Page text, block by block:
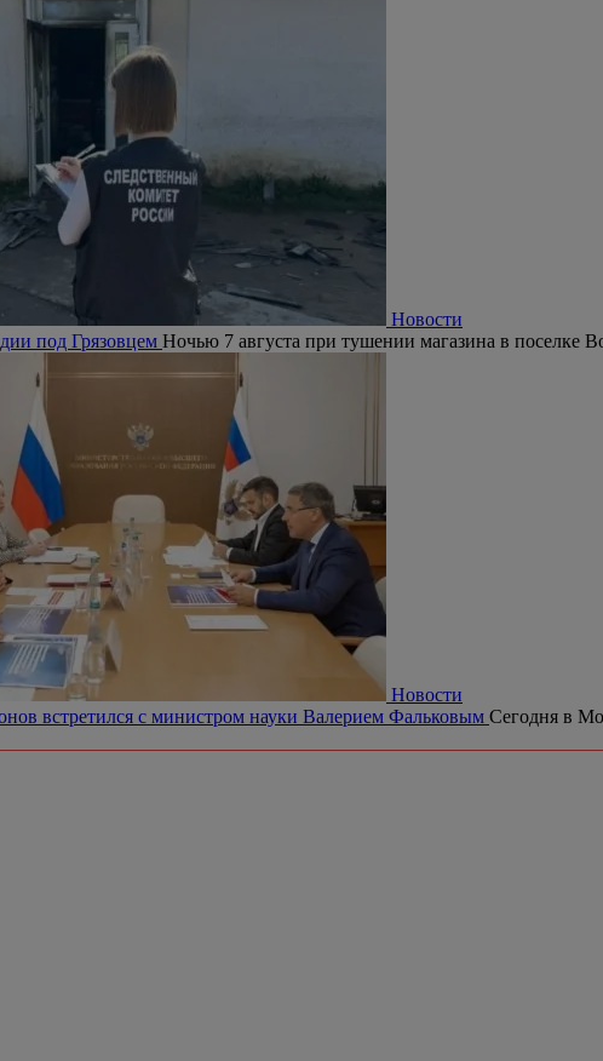
Новости
под Грязовцем Ночью 7 августа при тушении магазина в поселке
Новости
встретился с министром науки Валерием Фальковым Сегодня в